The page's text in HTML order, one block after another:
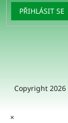
PŘIHLÁSIT SE
Copyright 2026
×